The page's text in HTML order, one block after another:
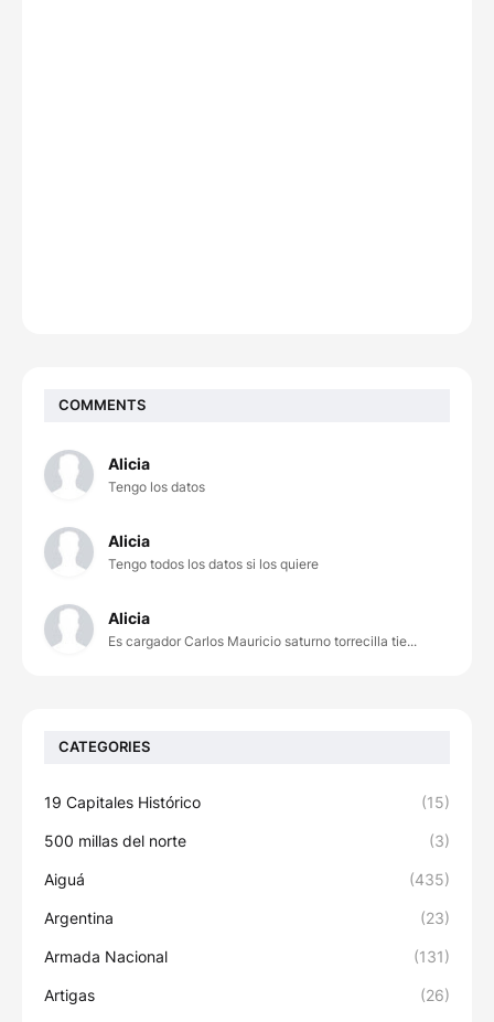
COMMENTS
Alicia
Tengo los datos
Alicia
Tengo todos los datos si los quiere
Alicia
Es cargador Carlos Mauricio saturno torrecilla tie...
CATEGORIES
19 Capitales Histórico (15)
500 millas del norte (3)
Aiguá (435)
Argentina (23)
Armada Nacional (131)
Artigas (26)